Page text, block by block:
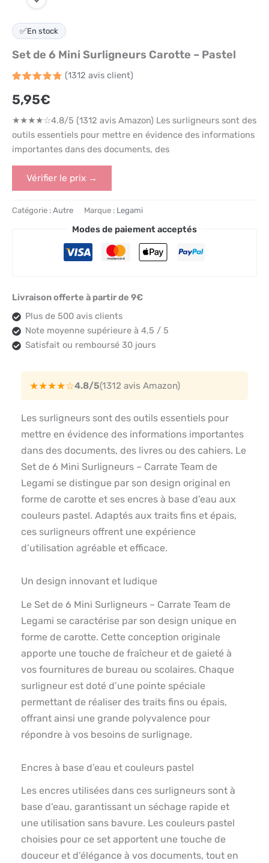
✅En stock
Set de 6 Mini Surligneurs Carotte – Pastel
sur 5
basé
notations
client
(1312 avis client)
5,95€
★★★★☆4.8/5 (1312 avis Amazon) Les surligneurs sont des
outils essentiels pour mettre en évidence des informations
importantes dans des documents, des
Vérifier le prix →
Catégorie : Autre Marque : Legami
Modes de paiement acceptés
Livraison offerte à partir de 9€
Plus de 500 avis clients
Note moyenne supérieure à 4,5 / 5
Satisfait ou remboursé 30 jours
★★★★☆4.8/5(1312 avis Amazon)
Les surligneurs sont des outils essentiels pour
mettre en évidence des informations importantes
dans des documents, des livres ou des cahiers. Le
Set de 6 Mini Surligneurs – Carrate Team de
Legami se distingue par son design original en
forme de carotte et ses encres à base d’eau aux
couleurs pastel. Adaptés aux traits fins et épais,
ces surligneurs offrent une expérience
d’utilisation agréable et efficace.
Un design innovant et ludique
Le Set de 6 Mini Surligneurs – Carrate Team de
Legami se caractérise par son design unique en
forme de carotte. Cette conception originale
apporte une touche de fraîcheur et de gaieté à
vos fournitures de bureau ou scolaires. Chaque
surligneur est doté d’une pointe spéciale
permettant de réaliser des traits fins ou épais,
offrant ainsi une grande polyvalence pour
répondre à vos besoins de surlignage.
Encres à base d’eau et couleurs pastel
Les encres utilisées dans ces surligneurs sont à
base d’eau, garantissant un séchage rapide et
une utilisation sans bavure. Les couleurs pastel
choisies pour ce set apportent une touche de
douceur et d’élégance à vos documents, tout en